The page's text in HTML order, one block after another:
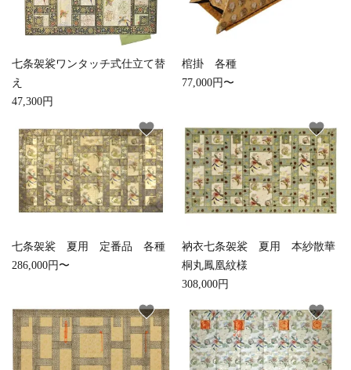
七条袈裟ワンタッチ式仕立て替
え
47,300円
棺掛 各種
77,000円〜
七条袈裟 夏用 定番品 各種
286,000円〜
favorite
衲衣七条袈裟 夏用 本紗散華
桐丸鳳凰紋様
308,000円
favorite
favorite favorite